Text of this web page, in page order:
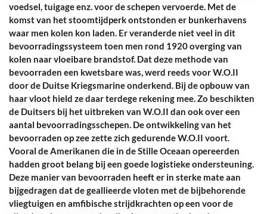
voedsel, tuigage enz. voor de schepen vervoerde. Met de
komst van het stoomtijdperk ontstonden er bunkerhavens
waar men kolen kon laden. Er veranderde niet veel in dit
bevoorradingssysteem toen men rond 1920 overging van
kolen naar vloeibare brandstof. Dat deze methode van
bevoorraden een kwetsbare was, werd reeds voor W.O.II
door de Duitse Kriegsmarine onderkend. Bij de opbouw van
haar vloot hield ze daar terdege rekening mee. Zo beschikten
de Duitsers bij het uitbreken van W.O.II dan ook over een
aantal bevoorradingsschepen. De ontwikkeling van het
bevoorraden op zee zette zich gedurende W.O.II voort.
Vooral de Amerikanen die in de Stille Oceaan opereerden
hadden groot belang bij een goede logistieke ondersteuning.
Deze manier van bevoorraden heeft er in sterke mate aan
bijgedragen dat de geallieerde vloten met de bijbehorende
vliegtuigen en amfibische strijdkrachten op een voor de